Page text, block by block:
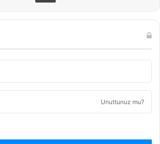
Unuttunuz mu?